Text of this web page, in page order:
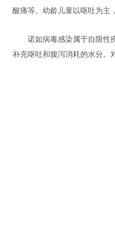
酸痛等。幼龄儿童以呕吐为主
诺如病毒感染属于自限性
补充呕吐和腹泻消耗的水分。